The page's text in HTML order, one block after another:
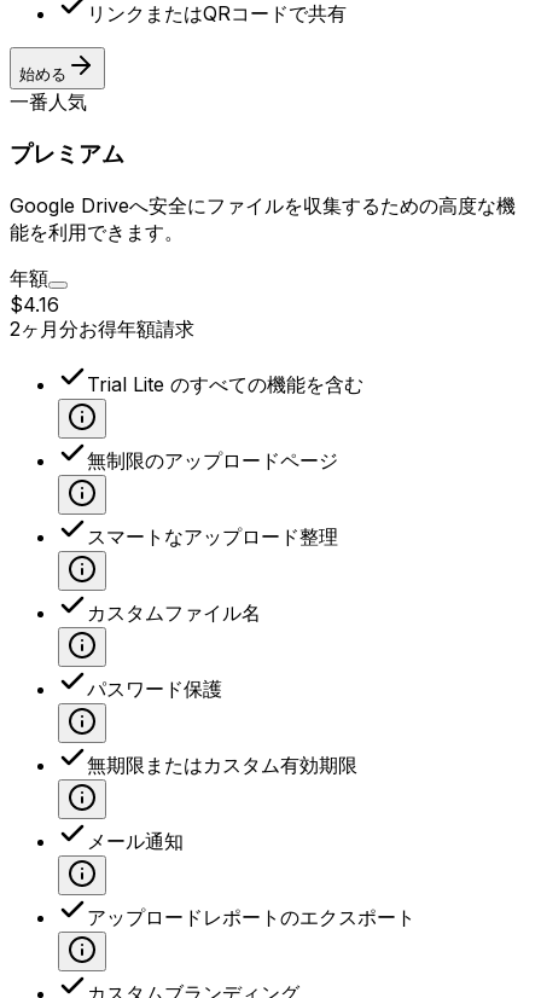
リンクまたはQRコードで共有
始める
一番人気
プレミアム
Google Driveへ安全にファイルを収集するための高度な機
能を利用できます。
年額
$4.16
2ヶ月分お得年額請求
Trial Lite のすべての機能を含む
無制限のアップロードページ
スマートなアップロード整理
カスタムファイル名
パスワード保護
無期限またはカスタム有効期限
メール通知
アップロードレポートのエクスポート
カスタムブランディング